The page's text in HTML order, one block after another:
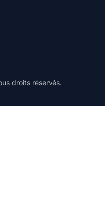
droits réservés.